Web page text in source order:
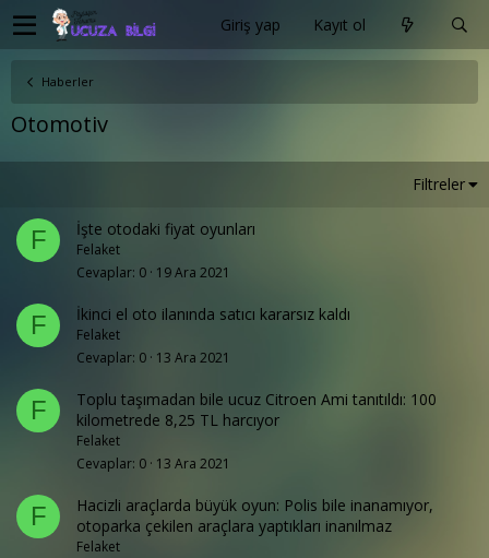
Giriş yap Kayıt ol
Haberler
Otomotiv
Filtreler
F İşte otodaki fiyat oyunları
Felaket
Cevaplar 0 19 Ara 2021
F İkinci el oto ilanında satıcı kararsız kaldı
Felaket
Cevaplar 0 13 Ara 2021
F
Toplu taşımadan bile ucuz Citroen Ami tanıtıldı: 100
kilometrede 8,25 TL harcıyor
Felaket
Cevaplar 0 13 Ara 2021
F
Hacizli araçlarda büyük oyun: Polis bile inanamıyor,
otoparka çekilen araçlara yaptıkları inanılmaz
Felaket